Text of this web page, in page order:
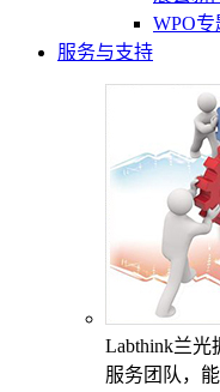
WPO专
服务与支持
Labthink兰光
服务团队，